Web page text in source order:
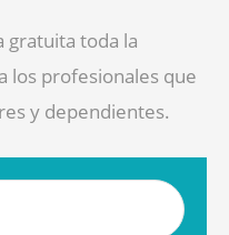
gratuita toda la
los profesionales que
y dependientes.